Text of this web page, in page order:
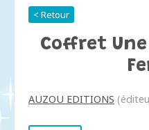
< Retour
Coffret
AUZOU EDITIONS